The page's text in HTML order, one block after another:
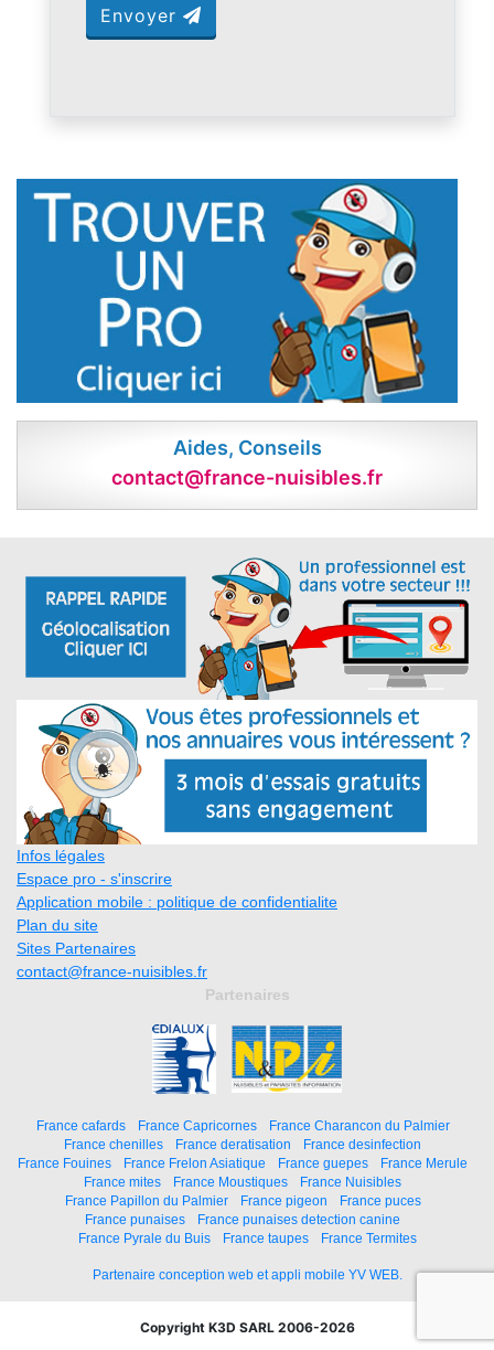
Envoyer
Aides, Conseils
contact@france-nuisibles.fr
Infos légales
Espace pro - s'inscrire
Application mobile : politique de confidentialite
Plan du site
Sites Partenaires
contact@france-nuisibles.fr
Partenaires
France cafards France Capricornes
France Charancon du Palmier
France chenilles
France deratisation
France desinfection
France Fouines
France Frelon Asiatique France guepes
France Merule
France mites
France Moustiques
France Nuisibles
France Papillon du Palmier
France pigeon
France puces
France punaises
France punaises detection canine
France Pyrale du Buis
France taupes France Termites
Partenaire conception web et appli mobile YV WEB.
Copyright K3D SARL 2006-2026